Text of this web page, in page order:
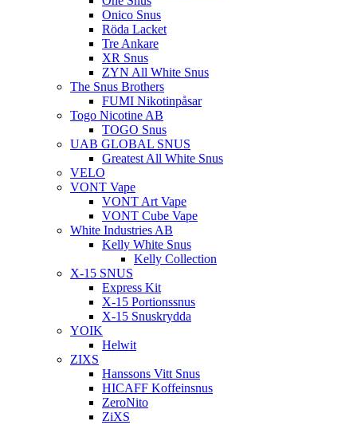
Onico Snus
Röda Lacket
Tre Ankare
XR Snus
ZYN All White Snus
The Snus Brothers
FUMI Nikotinpåsar
Togo Nicotine AB
TOGO Snus
UAB GLOBAL SNUS
Greatest All White Snus
VELO
VONT Vape
VONT Art Vape
VONT Cube Vape
White Industries AB
Kelly White Snus
Kelly Collection
X-15 SNUS
Express Kit
X-15 Portionssnus
X-15 Snuskrydda
YOIK
Helwit
ZIXS
Hanssons Vitt Snus
HICAFF Koffeinsnus
ZeroNito
ZiXS